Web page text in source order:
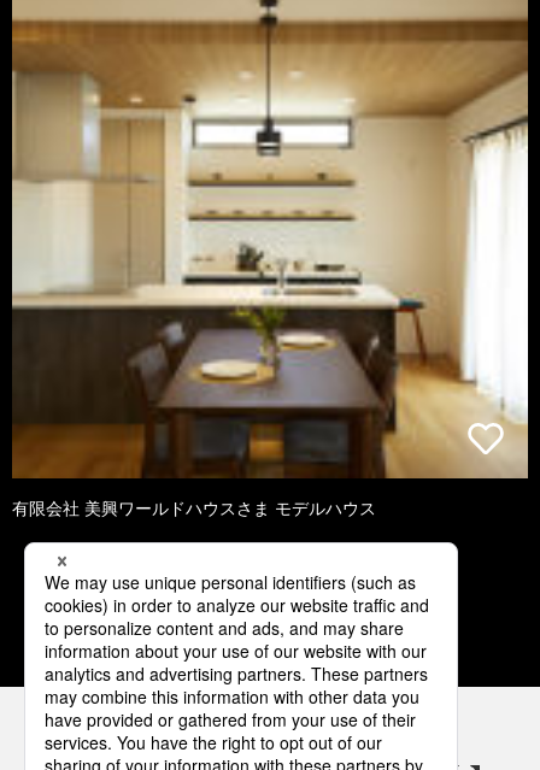
有限会社 美興ワールドハウスさま モデルハウス
1 2 3 4 5
パナソニックの電気設備 SNSアカウント